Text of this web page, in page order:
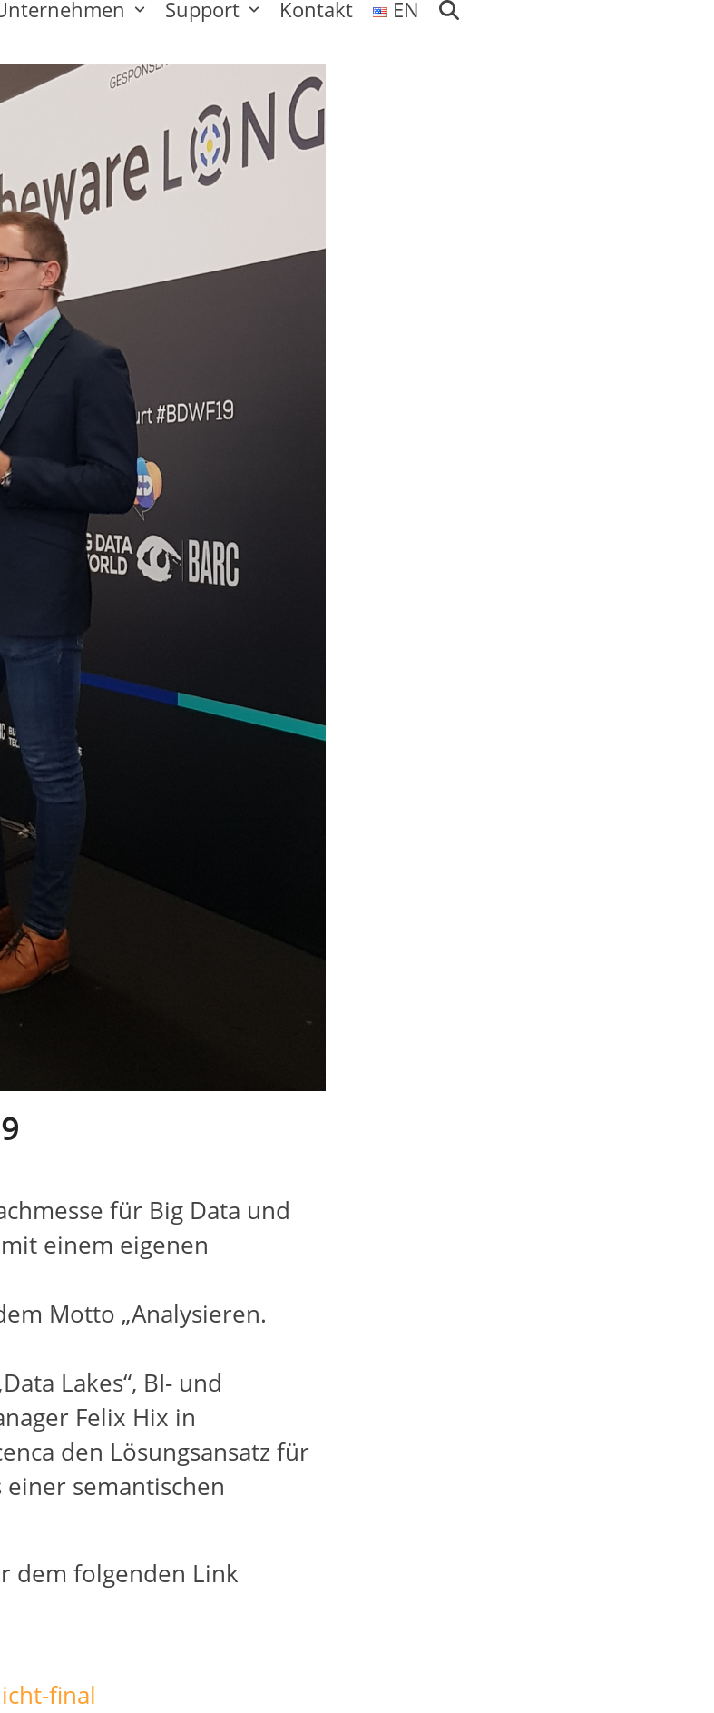
Support Kontakt EN
für Big Data und
einem eigenen
Motto „Analysieren.
Lakes“, BI- und
Felix Hix in
den Lösungsansatz für
einer semantischen
dem folgenden Link
final